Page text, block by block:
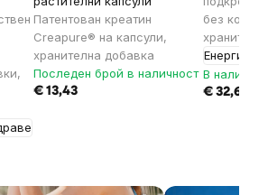
Патентован креатин
Creapure® на капсули,
хранителна добавка
Последен брой в наличност
€ 13,43
без
Енергия
В
€ 32,61